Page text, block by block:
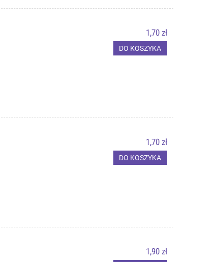
1,70 zł
DO KOSZYKA
1,70 zł
DO KOSZYKA
1,90 zł